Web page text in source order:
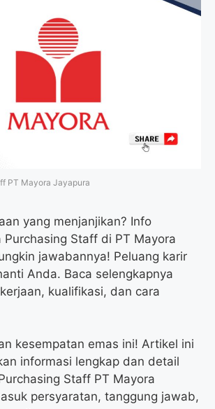
o
t
PT Mayora Jayapura
yang menjanjikan? Info
Purchasing Staff di PT Mayora
jawabannya! Peluang karir
Anda. Baca selengkapnya
kualifikasi, dan cara
kesempatan emas ini! Artikel ini
informasi lengkap dan detail
Staff PT Mayora
persyaratan, tanggung jawab,